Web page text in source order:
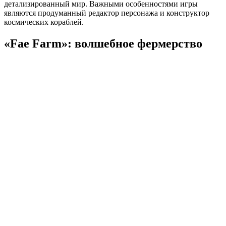
детализированный мир. Важными особенностями игры
являются продуманный редактор персонажа и конструктор
космических кораблей.
«Fae Farm»: волшебное фермерство